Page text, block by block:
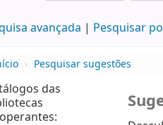
avançada Pesquisar
› Pesquisar sugestões
das